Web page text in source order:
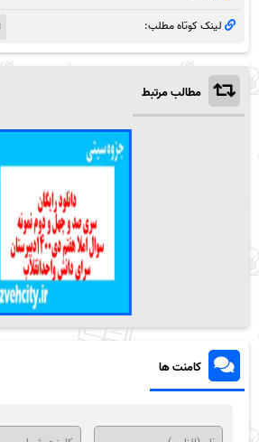
لینک کوتاه مطلب:
مطالب مرتبط
کامنت ها